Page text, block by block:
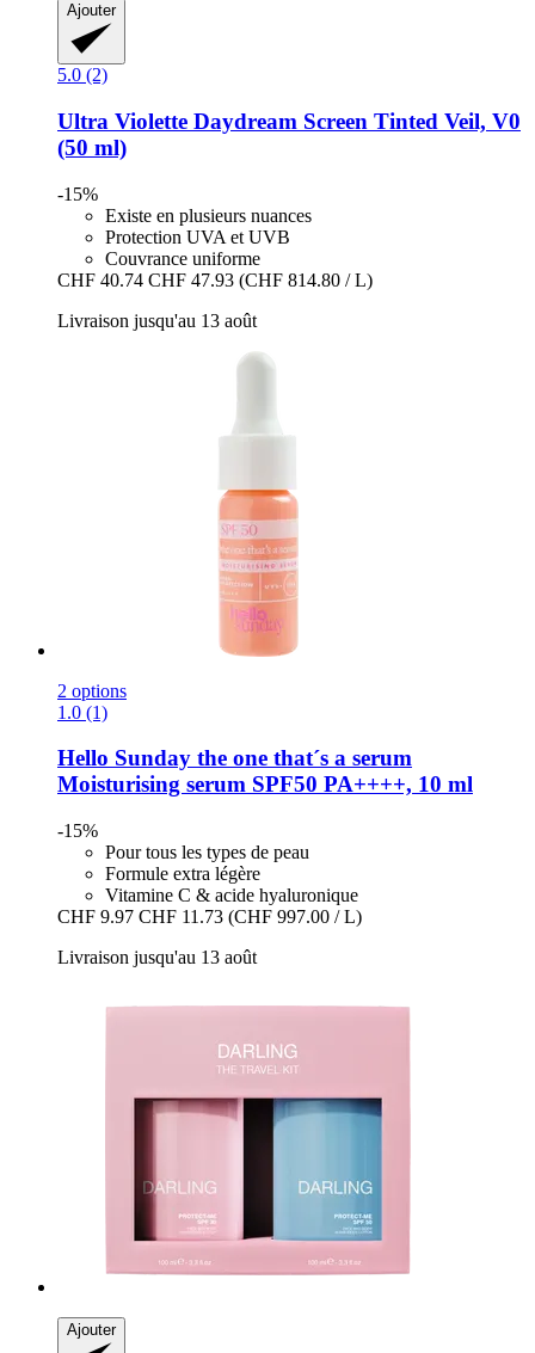
Ajouter
5.0 (2)
Ultra Violette Daydream Screen Tinted Veil, V0
(50 ml)
-15%
Existe en plusieurs nuances
Protection UVA et UVB
Couvrance uniforme
CHF 40.74 CHF 47.93 (CHF 814.80 / L)
Livraison jusqu'au 13 août
2 options
1.0 (1)
Hello Sunday the one that´s a serum
Moisturising serum SPF50 PA++++, 10 ml
-15%
Pour tous les types de peau
Formule extra légère
Vitamine C & acide hyaluronique
CHF 9.97 CHF 11.73 (CHF 997.00 / L)
Livraison jusqu'au 13 août
Ajouter